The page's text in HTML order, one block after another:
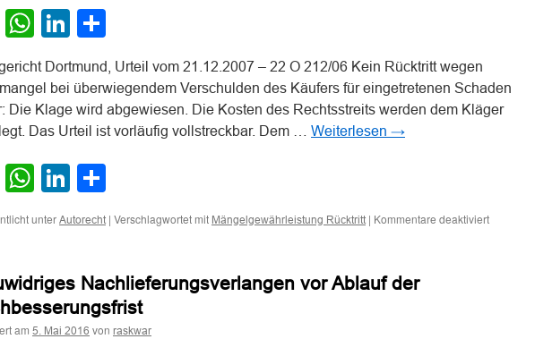
eines
Sachmangels
Facebook
WhatsApp
LinkedIn
Dortmund, Urteil vom 21.12.2007 – 22 O 212/06 Kein Rücktritt wegen
bei überwiegendem Verschulden des Käufers für eingetretenen Schaden
Die Klage wird abgewiesen. Die Kosten des Rechtsstreits werden dem Kläger
Das Urteil ist vorläufig vollstreckbar. Dem … Weiterlesen →
Facebook
WhatsApp
LinkedIn
unter Autorecht | Verschlagwortet mit Mängelgewährleistung Rücktritt | Kommentare deaktiviertfür
Nachlieferungsverlangen vor Ablauf der
am 5. Mai 2016 von raskwar